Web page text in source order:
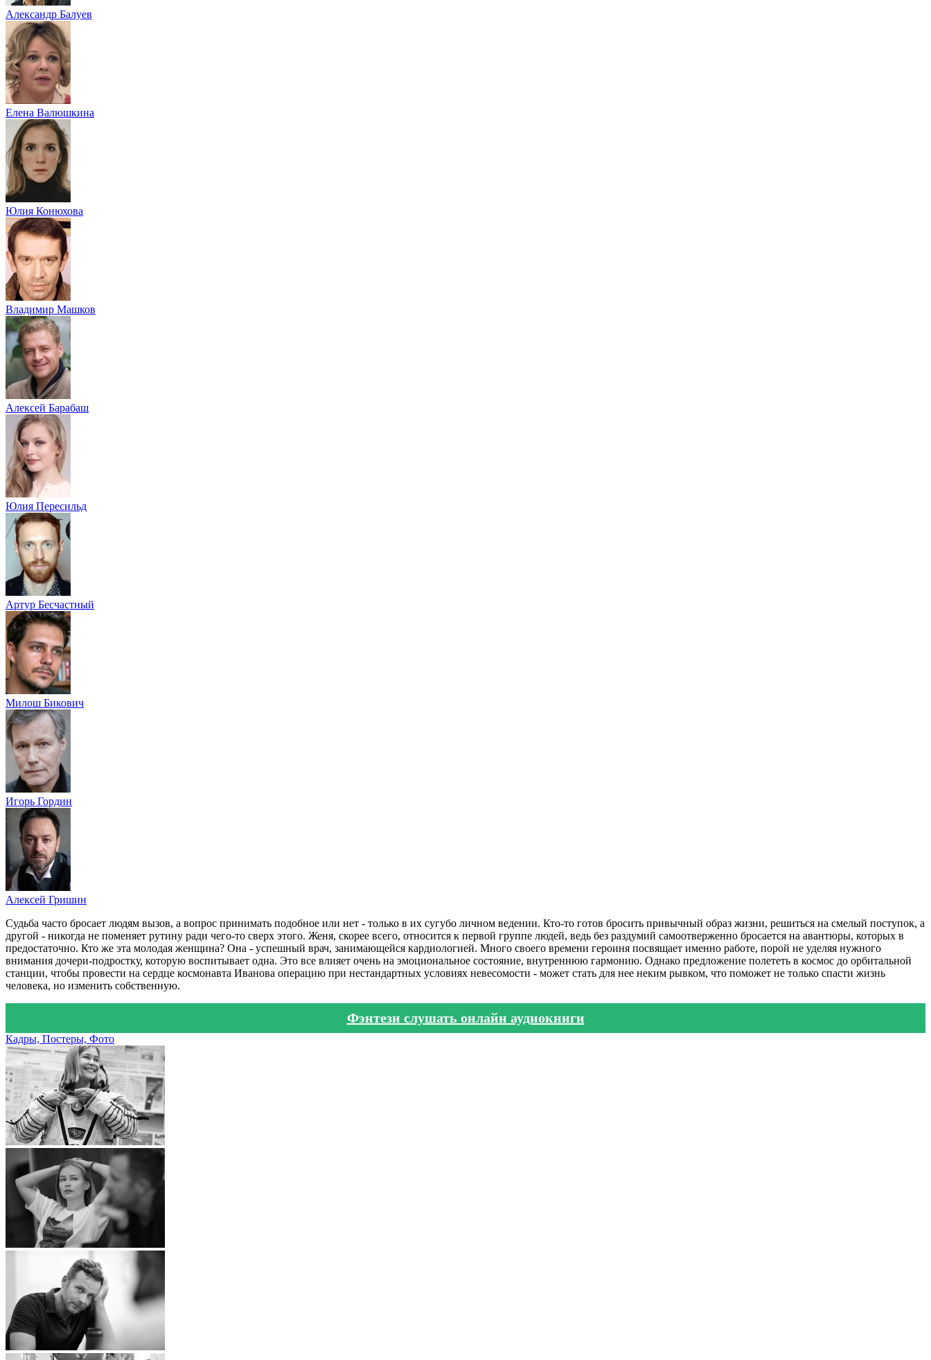
Александр Балуев
Елена Валюшкина
Юлия Конюхова
Владимир Машков
Алексей Барабаш
Юлия Пересильд
Артур Бесчастный
Милош Бикович
Игорь Гордин
Алексей Гришин
Судьба часто бросает людям вызов, а вопрос принимать подобное или нет - только в их сугубо личном ведении. Кто-то готов бросить привычный образ жизни, решиться на смелый поступок, а
другой - никогда не поменяет рутину ради чего-то сверх этого. Женя, скорее всего, относится к первой группе людей, ведь без раздумий самоотверженно бросается на авантюры, которых в
предостаточно. Кто же эта молодая женщина? Она - успешный врач, занимающейся кардиологией. Много своего времени героиня посвящает именно работе, порой не уделяя нужного
внимания дочери-подростку, которую воспитывает одна. Это все влияет очень на эмоциональное состояние, внутреннюю гармонию. Однако предложение полететь в космос до орбитальной
станции, чтобы провести на сердце космонавта Иванова операцию при нестандартных условиях невесомости - может стать для нее неким рывком, что поможет не только спасти жизнь
человека, но изменить собственную.
Фэнтези слушать онлайн аудиокниги
Кадры, Постеры, Фото